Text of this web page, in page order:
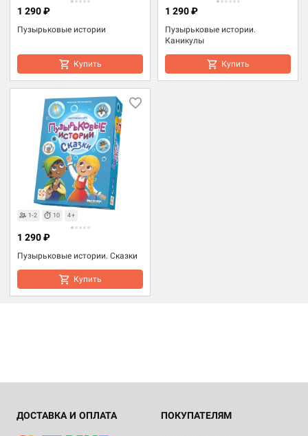
Пузырьковые истории
1 290 ₽
Купить
Пузырьковые истории.
Каникулы
1 290 ₽
Купить
1-2 10 4+
Пузырьковые истории. Сказки
1 290 ₽
Купить
ДОСТАВКА И ОПЛАТА ПОКУПАТЕЛЯМ